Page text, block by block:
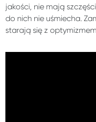
jakości, nie mają
do nich nie uśmiecha.
starają się z